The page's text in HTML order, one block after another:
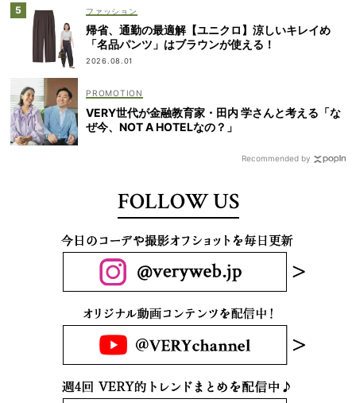
ファッション
帰省、通勤の最適解【ユニクロ】涼しいキレイめ
「名品パンツ」はブラウンが使える！
2026.08.01
VERY世代が金融教育家・田内 学さんと考える「な
ぜ今、NOT A HOTELなの？」
Recommended by
FOLLOW US